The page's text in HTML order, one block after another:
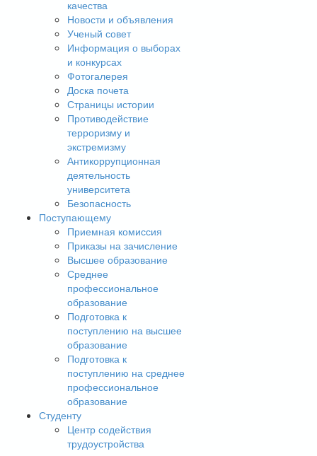
качества
Новости и объявления
Ученый совет
Информация о выборах
и конкурсах
Фотогалерея
Доска почета
Страницы истории
Противодействие
терроризму и
экстремизму
Антикоррупционная
деятельность
университета
Безопасность
Поступающему
Приемная комиссия
Приказы на зачисление
Высшее образование
Среднее
профессиональное
образование
Подготовка к
поступлению на высшее
образование
Подготовка к
поступлению на среднее
профессиональное
образование
Студенту
Центр содействия
трудоустройства